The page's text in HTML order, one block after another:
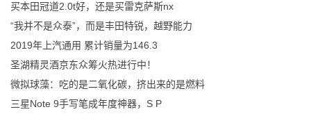
买本田冠道2.0t好，还是买雷克萨斯nx
“我并不是众泰”，而是丰田特锐，越野能力
2019年上汽通用 累计销量为146.3
圣湖精灵酒京东众筹火热进行中！
微拟球藻：吃的是二氧化碳，挤出来的是燃料
三星Note 9手写笔成年度神器，S P